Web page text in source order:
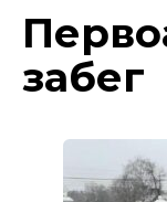
забег